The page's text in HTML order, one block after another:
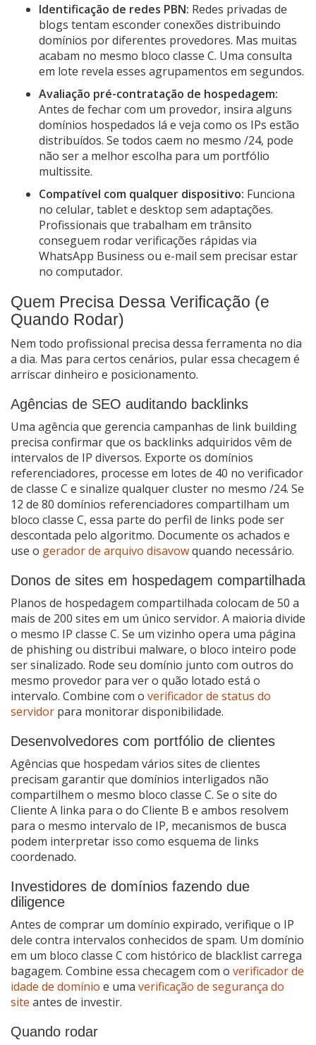
Identificação de redes PBN: Redes privadas de
blogs tentam esconder conexões distribuindo
domínios por diferentes provedores. Mas muitas
acabam no mesmo bloco classe C. Uma consulta
em lote revela esses agrupamentos em segundos.
Avaliação pré-contratação de hospedagem:
Antes de fechar com um provedor, insira alguns
domínios hospedados lá e veja como os IPs estão
distribuídos. Se todos caem no mesmo /24, pode
não ser a melhor escolha para um portfólio
multissite.
Compatível com qualquer dispositivo: Funciona
no celular, tablet e desktop sem adaptações.
Profissionais que trabalham em trânsito
conseguem rodar verificações rápidas via
WhatsApp Business ou e-mail sem precisar estar
no computador.
Quem Precisa Dessa Verificação (e
Quando Rodar)
Nem todo profissional precisa dessa ferramenta no dia
a dia. Mas para certos cenários, pular essa checagem é
arriscar dinheiro e posicionamento.
Agências de SEO auditando backlinks
Uma agência que gerencia campanhas de link building
precisa confirmar que os backlinks adquiridos vêm de
intervalos de IP diversos. Exporte os domínios
referenciadores, processe em lotes de 40 no verificador
de classe C e sinalize qualquer cluster no mesmo /24. Se
12 de 80 domínios referenciadores compartilham um
bloco classe C, essa parte do perfil de links pode ser
descontada pelo algoritmo. Documente os achados e
use o gerador de arquivo disavowquando necessário.
Donos de sites em hospedagem compartilhada
Planos de hospedagem compartilhada colocam de 50 a
mais de 200 sites em um único servidor. A maioria divide
o mesmo IP classe C. Se um vizinho opera uma página
de phishing ou distribui malware, o bloco inteiro pode
ser sinalizado. Rode seu domínio junto com outros do
mesmo provedor para ver o quão lotado está o
intervalo. Combine com o verificador de status do
servidor para monitorar disponibilidade.
Desenvolvedores com portfólio de clientes
Agências que hospedam vários sites de clientes
precisam garantir que domínios interligados não
compartilhem o mesmo bloco classe C. Se o site do
Cliente A linka para o do Cliente B e ambos resolvem
para o mesmo intervalo de IP, mecanismos de busca
podem interpretar isso como esquema de links
coordenado.
Investidores de domínios fazendo due
diligence
Antes de comprar um domínio expirado, verifique o IP
dele contra intervalos conhecidos de spam. Um domínio
em um bloco classe C com histórico de blacklist carrega
bagagem. Combine essa checagem com o verificador de
idade de domínio e uma verificação de segurança do
site antes de investir.
Quando rodar